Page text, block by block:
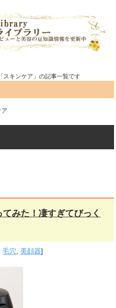
スキンケア」の記事一覧です
ア
みた！凄すぎてびっく
毛穴, 美顔器]